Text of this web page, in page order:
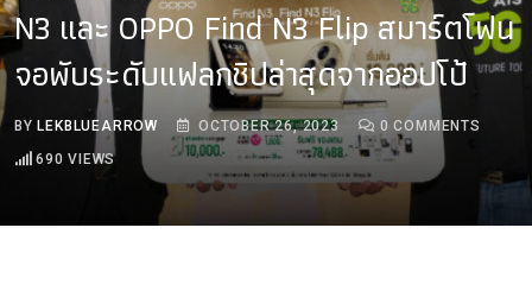
N3 และ OPPO Find N3 Flip สมาร์ตโฟน
จอพับระดับแฟลกชิปล่าสุดจากออปโป้
BYLEKBLUEARROW OCTOBER 26, 2023 0 COMMENTS
690 VIEWS